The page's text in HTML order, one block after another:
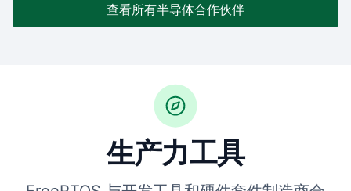
查看所有半导体合作伙伴
生产力工具